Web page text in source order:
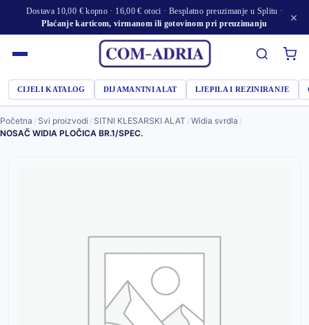
Dostava 10,00 € kopno · 16,00 € otoci · Besplatno preuzimanje u Splitu ·
Plaćanje karticom, virmanom ili gotovinom pri preuzimanju
×
CIJELI KATALOG DIJAMANTNI ALAT LJEPILA I REZINIRANJE
Početna / Svi proizvodi / SITNI KLESARSKI ALAT /Widia svrdla /
NOSAČ WIDIA PLOČICA BR.1/SPEC.